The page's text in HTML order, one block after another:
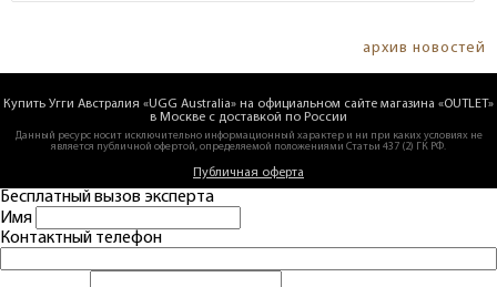
архив новостей
Купить Угги Австралия «UGG Australia» на официальном сайте магазина «OUTLET»
в Москве с доставкой по России
Данный ресурс носит исключительно информационный характер и ни при каких условиях не
является публичной офертой, определяемой положениями Статьи 437 (2) ГК РФ.
Публичная оферта
Бесплатный вызов эксперта
Имя
Контактный телефон